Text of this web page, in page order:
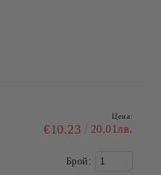
Цена:
€10.23 20.01лв.
Брой: